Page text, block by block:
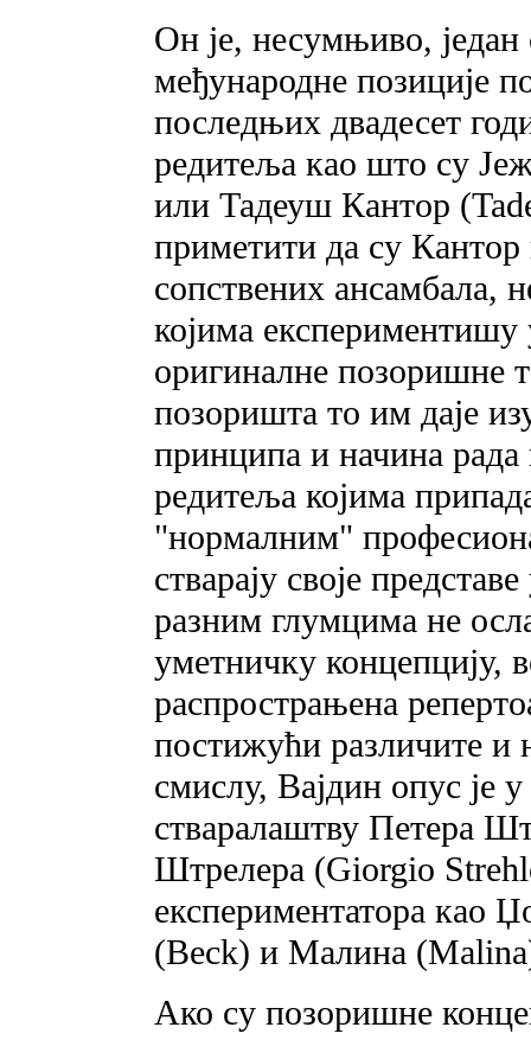
Он је, несумњиво,
међународне позиције
последњих двадесет
редитеља као што су
или Тадеуш Кантор
приметити да су Кантор
сопствених ансамбала,
којима експериментишу
оригиналне позоришне
позоришта то им даје
принципа и начина
редитеља којима
"нормалним"
стварају своје
разним глумцима не
уметничку концепцију,
распрострањена
постижући различите и
смислу, Вајдин опус је
стваралаштву Петера
Штрелера (Giorgio
експериментатора као
(Beck) и Малина
Ако су позоришне